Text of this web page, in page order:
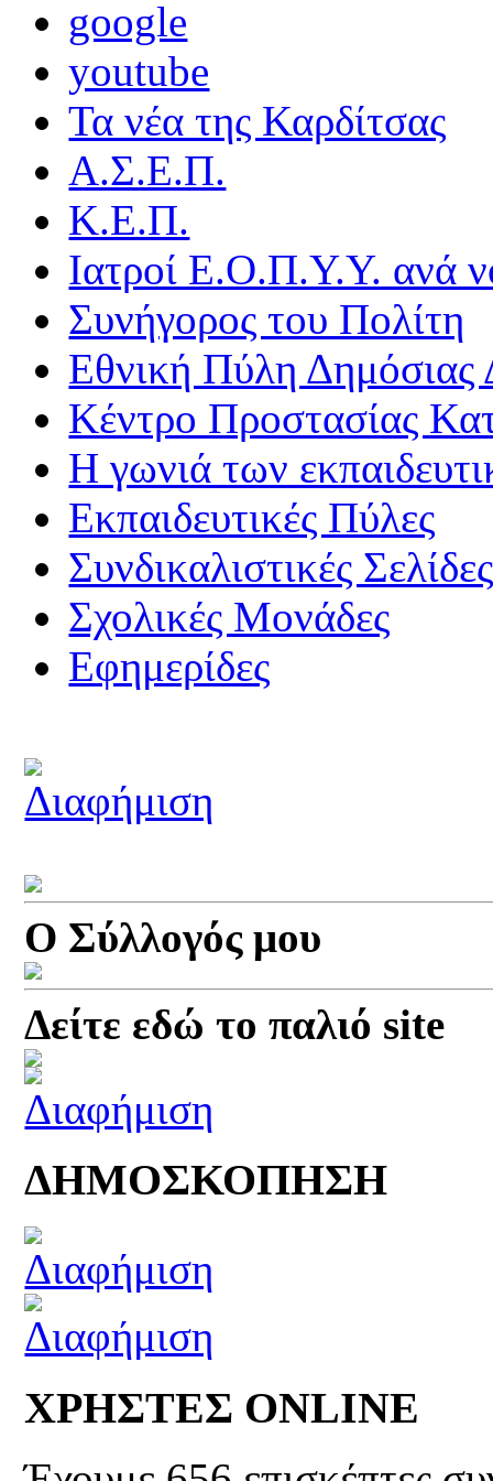
google
youtube
Τα νέα της Καρδίτσας
Α.Σ.Ε.Π.
Κ.Ε.Π.
Ιατροί Ε.Ο.Π.Υ.Υ. ανά
Συνήγορος του Πολίτη
Εθνική Πύλη Δημόσιας
Κέντρο Προστασίας
Η γωνιά των
Εκπαιδευτικές Πύλες
Συνδικαλιστικές Σελίδες
Σχολικές Μονάδες
Εφημερίδες
Ο Σύλλογός μου
Δείτε εδώ το παλιό site
ΔΗΜΟΣΚΟΠΗΣΗ
ΧΡΗΣΤΕΣ ONLINE